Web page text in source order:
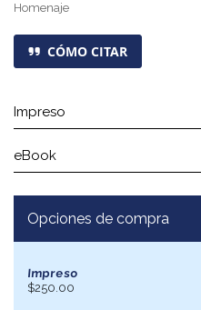
Homenaje
CÓMO CITAR
Impreso
eBook
Opciones de compra
Impreso
$250.00